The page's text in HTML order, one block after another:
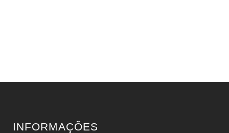
INFORMAÇÕES